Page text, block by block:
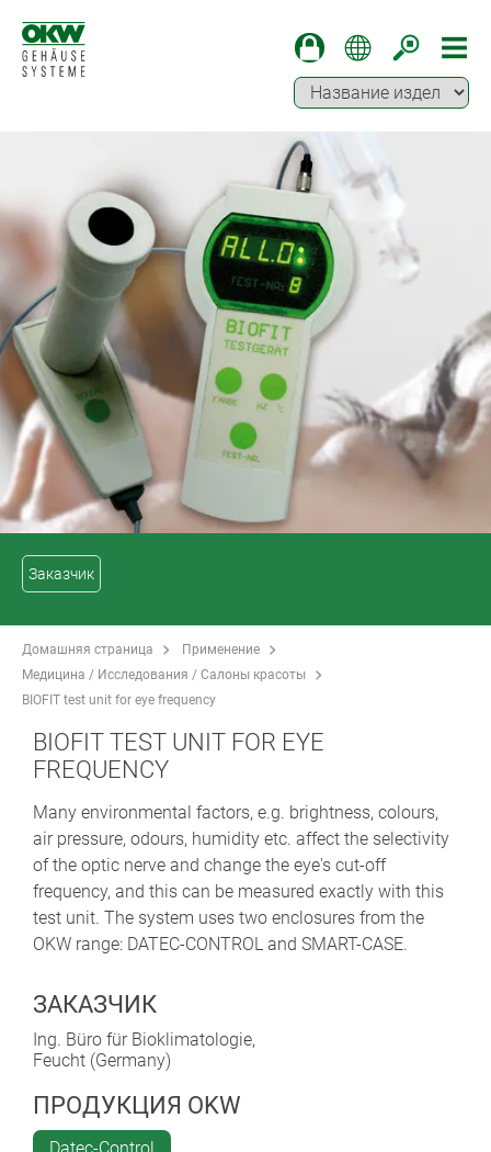
Заказчик
Домашняя страница
Применение
Медицина / Исследования / Салоны красоты
BIOFIT test unit for eye frequency
BIOFIT TEST UNIT FOR EYE
FREQUENCY
Many environmental factors, e.g. brightness, colours,
air pressure, odours, humidity etc. affect the selectivity
of the optic nerve and change the eye's cut-off
frequency, and this can be measured exactly with this
test unit. The system uses two enclosures from the
OKW range: DATEC-CONTROL and SMART-CASE.
ЗАКАЗЧИК
Ing. Büro für Bioklimatologie,
Feucht (Germany)
ПРОДУКЦИЯ OKW
Datec-Control